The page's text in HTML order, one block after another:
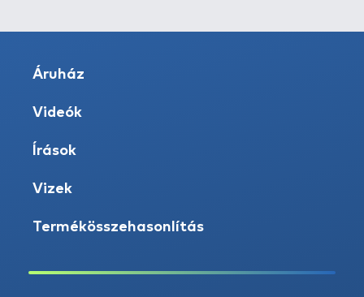
Áruház
Videók
Írások
Vizek
Termékösszehasonlítás